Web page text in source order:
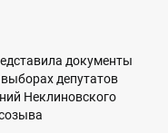
документы
депутатов
Неклиновского